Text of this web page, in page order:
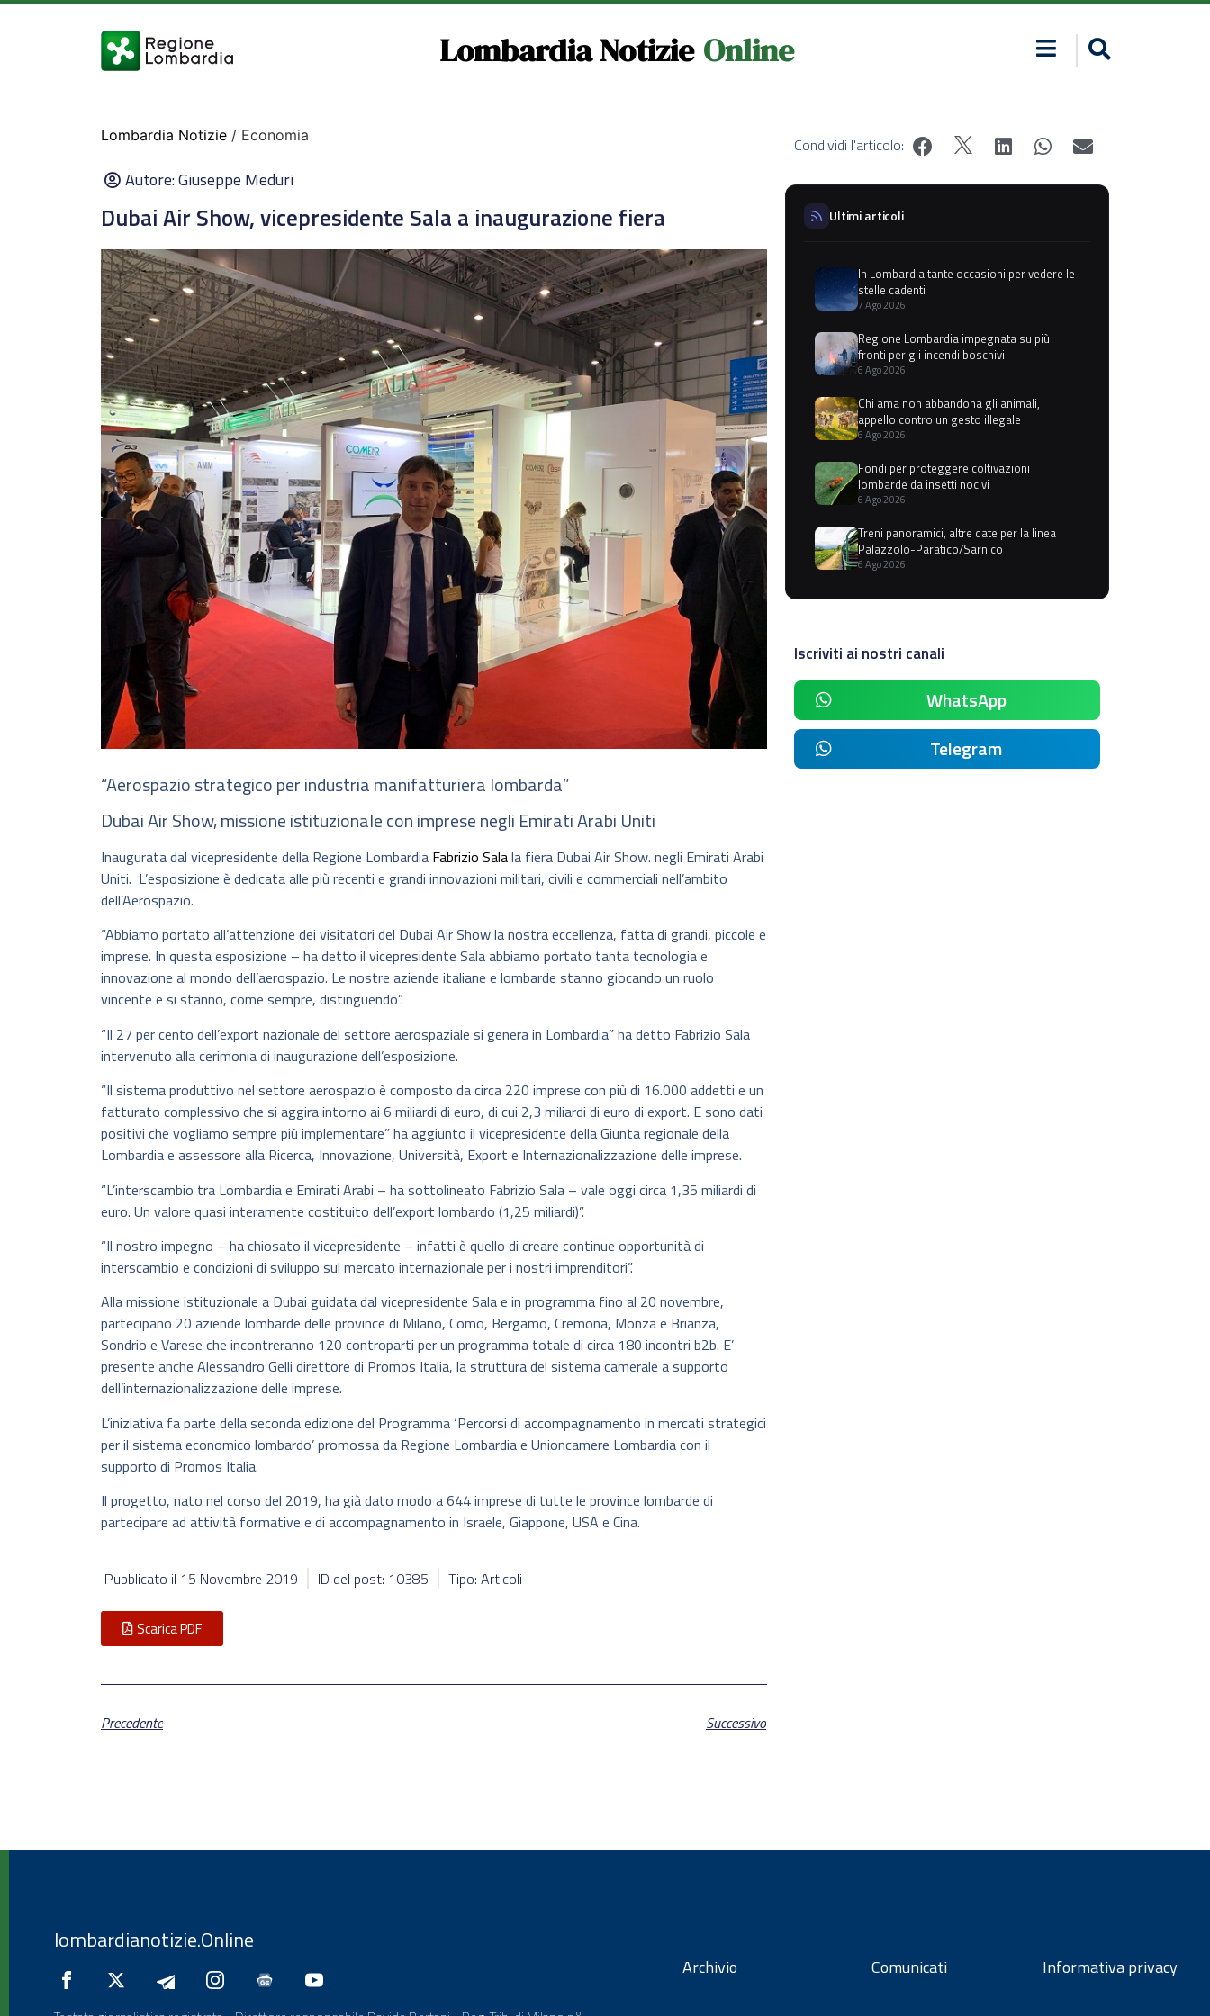
Lombardia Notizie Online
Lombardia Notizie / Economia
Autore:Giuseppe Meduri
Dubai Air Show, vicepresidente Sala a inaugurazione fiera
“Aerospazio strategico per industria manifatturiera lombarda”
Dubai Air Show, missione istituzionale con imprese negli Emirati Arabi Uniti
Inaugurata dal vicepresidente della Regione Lombardia Fabrizio Salala fiera Dubai Air Show. negli Emirati Arabi
Uniti. L’esposizione è dedicata alle più recenti e grandi innovazioni militari, civili e commerciali nell’ambito
dell’Aerospazio.
“Abbiamo portato all’attenzione dei visitatori del Dubai Air Show la nostra eccellenza, fatta di grandi, piccole e
imprese. In questa esposizione – ha detto il vicepresidente Sala abbiamo portato tanta tecnologia e
innovazione al mondo dell’aerospazio. Le nostre aziende italiane e lombarde stanno giocando un ruolo
vincente e si stanno, come sempre, distinguendo”.
“Il 27 per cento dell’export nazionale del settore aerospaziale si genera in Lombardia” ha detto Fabrizio Sala
intervenuto alla cerimonia di inaugurazione dell’esposizione.
“Il sistema produttivo nel settore aerospazio è composto da circa 220 imprese con più di 16.000 addetti e un
fatturato complessivo che si aggira intorno ai 6 miliardi di euro, di cui 2,3 miliardi di euro di export. E sono dati
positivi che vogliamo sempre più implementare” ha aggiunto il vicepresidente della Giunta regionale della
Lombardia e assessore alla Ricerca, Innovazione, Università, Export e Internazionalizzazione delle imprese.
“L’interscambio tra Lombardia e Emirati Arabi – ha sottolineato Fabrizio Sala – vale oggi circa 1,35 miliardi di
euro. Un valore quasi interamente costituito dell’export lombardo (1,25 miliardi)”.
“Il nostro impegno – ha chiosato il vicepresidente – infatti è quello di creare continue opportunità di
interscambio e condizioni di sviluppo sul mercato internazionale per i nostri imprenditori”.
Alla missione istituzionale a Dubai guidata dal vicepresidente Sala e in programma fino al 20 novembre,
partecipano 20 aziende lombarde delle province di Milano, Como, Bergamo, Cremona, Monza e Brianza,
Sondrio e Varese che incontreranno 120 controparti per un programma totale di circa 180 incontri b2b. E’
presente anche Alessandro Gelli direttore di Promos Italia, la struttura del sistema camerale a supporto
dell’internazionalizzazione delle imprese.
L’iniziativa fa parte della seconda edizione del Programma ‘Percorsi di accompagnamento in mercati strategici
per il sistema economico lombardo’ promossa da Regione Lombardia e Unioncamere Lombardia con il
supporto di Promos Italia.
Il progetto, nato nel corso del 2019, ha già dato modo a 644 imprese di tutte le province lombarde di
partecipare ad attività formative e di accompagnamento in Israele, Giappone, USA e Cina.
Pubblicato il 15 Novembre 2019 ID del post: 10385 Tipo: Articoli
Scarica PDF
Precedente Successivo
Condividi l'articolo:
Ultimi articoli
In Lombardia tante occasioni per vedere le
stelle cadenti
7 Ago 2026
Regione Lombardia impegnata su più
fronti per gli incendi boschivi
6 Ago 2026
Chi ama non abbandona gli animali,
appello contro un gesto illegale
6 Ago 2026
Fondi per proteggere coltivazioni
lombarde da insetti nocivi
6 Ago 2026
Treni panoramici, altre date per la linea
Palazzolo-Paratico/Sarnico
6 Ago 2026
Iscriviti ai nostri canali
WhatsApp
Telegram
lombardianotizie.Online
Archivio Comunicati Informativa privacy